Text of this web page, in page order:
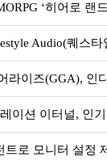
‘히어로 랜
Audio(퀘스
라이즈(GGA), 인
이션 이터널, 인
성한 기념 이벤트
트로 모니터 설정